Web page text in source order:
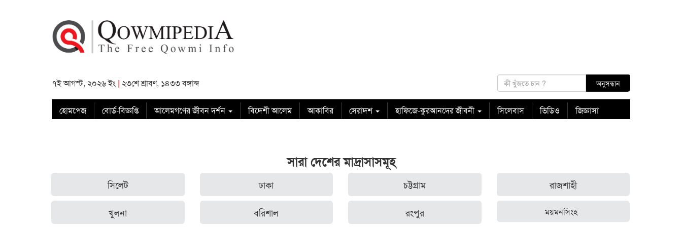
৭ই আগস্ট, ২০২৬ ইং | ২৩শে শ্রাবণ, ১৪৩৩ বঙ্গাব্দ
হোমপেজ বোর্ড-বিজ্ঞপ্তি আলেমগণের জীবন দর্শন বিদেশী আলেম আকাবির সেরাদশ হাফিজে-কুরআনদের জীবনী সিলেবাস ভিডিও জিজ্ঞাসা
সারা দেশের মাদ্রাসাসমূহ
সিলেট ঢাকা চট্টগ্রাম রাজশাহী
খুলনা বরিশাল রংপুর ময়মনসিংহ